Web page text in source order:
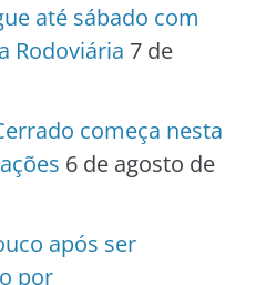
até sábado com
Rodoviária 7 de
começa nesta
6 de agosto de
após ser
por